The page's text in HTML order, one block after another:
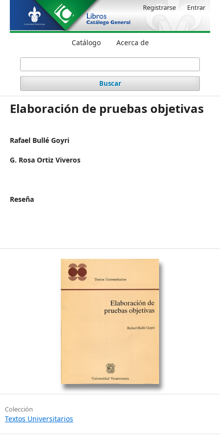
Catálogo Acerca de
Buscar
Registrarse Entrar
Elaboración de pruebas objetivas
Rafael Bullé Goyri
G. Rosa Ortiz Viveros
Reseña
Colección
Textos Universitarios